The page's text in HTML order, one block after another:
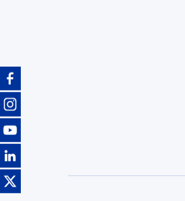
Obraz
Obraz
Obraz
Obraz
Obraz